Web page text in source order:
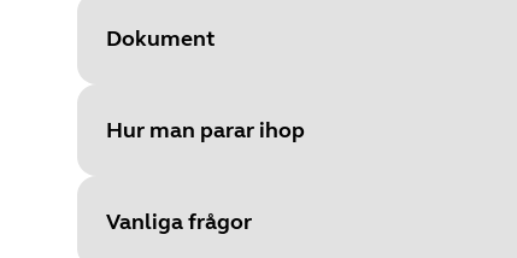
Dokument
Document Snabbstartsguide
Hur man parar ihop
Vanliga frågor